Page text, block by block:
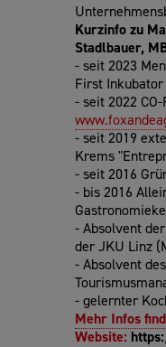
Kurzinfo zu
Stadlbauer,
- seit 2023
First
- seit 2022
- seit 2019
Krems
- seit 2016
- bis 2016
- Absolvent
der JKU Linz
- Absolvent
- gelernter
Mehr Infos
Website: